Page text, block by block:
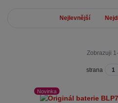
Nejlevnější
Zobrazuji
strana
Novinka